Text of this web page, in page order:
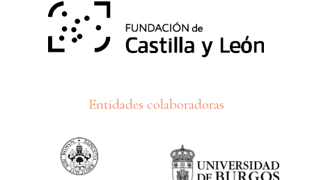
Entidades colaboradoras